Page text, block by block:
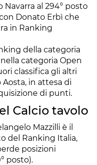
Navarra al 294° posto
Donato Erbì che
in Ranking
della categoria
categoria Open
classifica gli altri
Aosta, in attesa di
di punti.
Calcio tavolo
Mazzilli è il
del Ranking Italia,
posizioni
posto).